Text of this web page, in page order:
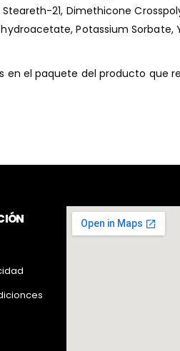
21, Dimethicone
Potassium Sorbate,
en el paquete del producto que